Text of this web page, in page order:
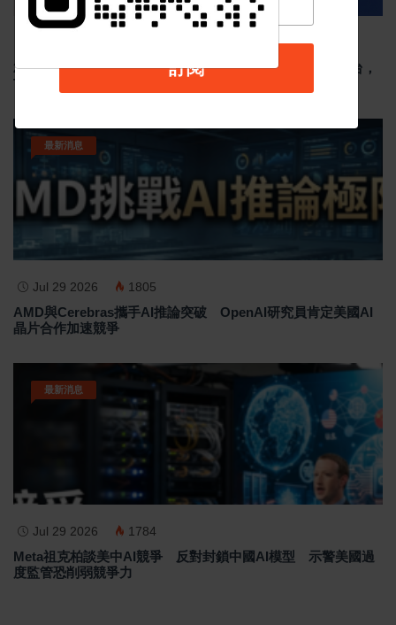
2026年7月臺灣汽車市場交車數量出爐:總掛牌量達 3.86 萬台，
Toyota 穩坐霸主、Lexus 與 Kia 強勢爆發
最新消息
Jul 29 2026 1805
AMD與Cerebras攜手AI推論突破 OpenAI研究員肯定美國AI
晶片合作加速競爭
最新消息
Jul 29 2026 1784
Meta祖克柏談美中AI競爭 反對封鎖中國AI模型 示警美國過
度監管恐削弱競爭力
訂閱